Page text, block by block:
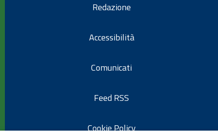
Redazione
Accessibilità
Comunicati
Feed RSS
Cookie Policy